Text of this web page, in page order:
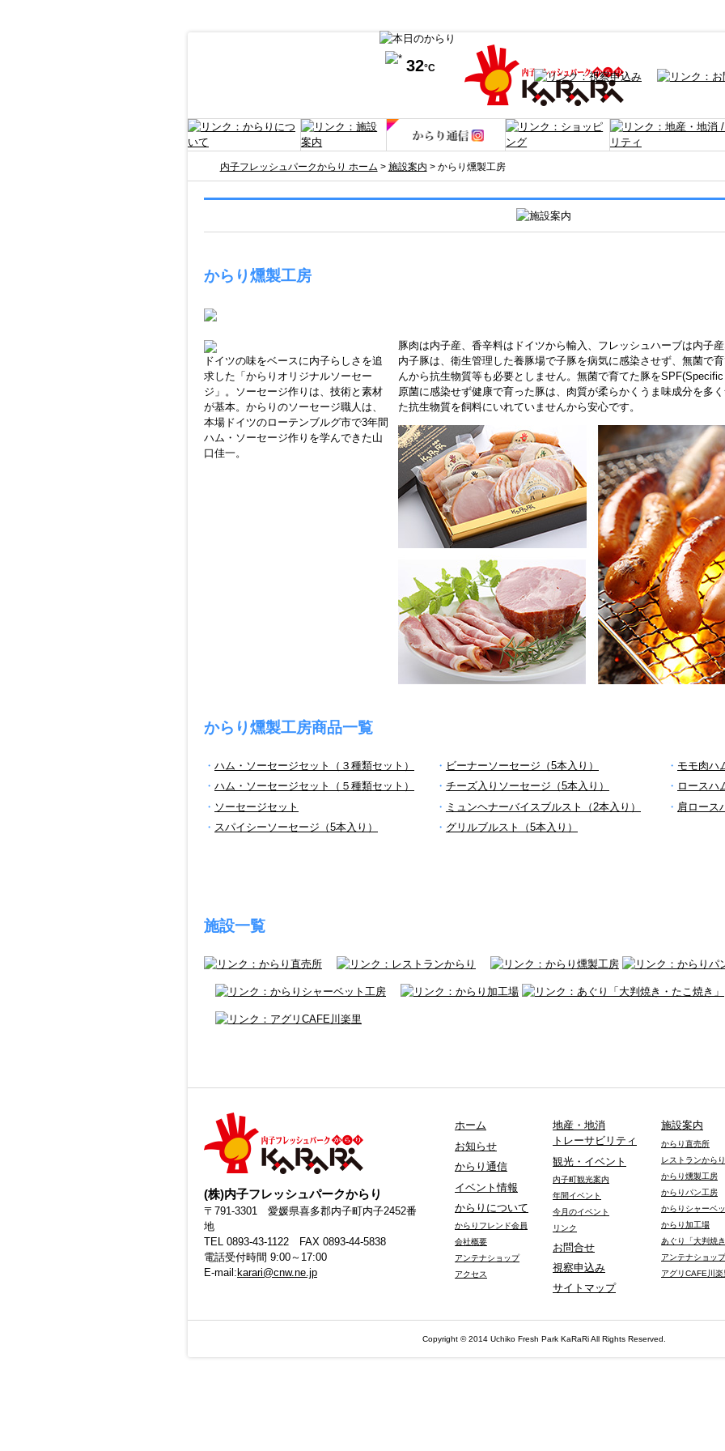
32°C
内子フレッシュパークからり ホーム > 施設案内 > からり燻製工房
からり燻製工房
ドイツの味をベースに内子らしさを追
求した「からりオリジナルソーセー
ジ」。ソーセージ作りは、技術と素材
が基本。からりのソーセージ職人は、
本場ドイツのローテンブルグ市で3年間
ハム・ソーセージ作りを学んできた山
口佳一。
豚肉は内子産、香辛料はドイツから輸入、フレッシュハーブは内子
内子豚は、衛生管理した養豚場で子豚を病気に感染させず、無菌で
んから抗生物質等も必要としません。無菌で育てた豚を
原菌に感染せず健康で育った豚は、肉質が柔らかくうま味成分を多
た抗生物質を飼料にいれていませんから安心です。
からり燻製工房商品一覧
・ ハム・ソーセージセット（３種類セット）
・ ハム・ソーセージセット（５種類セット）
・ ソーセージセット
・ スパイシーソーセージ（5本入り）
・ ビーナーソーセージ（5本入り）
・ チーズ入りソーセージ（5本入り）
・ ミュンヘナーバイスブルスト（2本入り）
・ グリルブルスト（5本入り）
・ モモ肉ハ
・ ロースハ
・ 肩ロース
施設一覧
(株)内子フレッシュパークからり
〒791-3301 愛媛県喜多郡内子町内子2452番
地
TEL 0893-43-1122 FAX 0893-44-5838
電話受付時間 9:00～17:00
E-mail: karari@cnw.ne.jp
ホーム
お知らせ
からり通信
イベント情報
からりについて
からりフレンド会員
会社概要
アンテナショップ
アクセス
地産・地消
トレーサビリティ
観光・イベント
内子町観光案内
年間イベント
今月のイベント
リンク
お問合せ
視察申込み
サイトマップ
施設案内
からり直売所
レストランからり
からり燻製工房
からりパン工房
からりシャーベ
からり加工場
あぐり「大判焼
アンテナショップ
アグリCAFE川楽
Copyright © 2014 Uchiko Fresh Park KaRaRi All Rights Reserved.